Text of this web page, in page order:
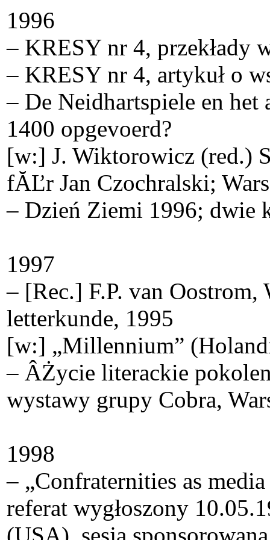
1996
– KRESY nr 4, przekłady
– KRESY nr 4, artykuł o
– De Neidhartspiele en het
1400 opgevoerd?
[w:] J. Wiktorowicz (red.)
fĂĽr Jan Czochralski;
– Dzień Ziemi 1996; dwie
1997
– [Rec.] F.P. van
letterkunde, 1995
[w:] „Millennium”
– ÂŻycie literackie
wystawy grupy Cobra,
1998
– „Confraternities as
referat wygłoszony